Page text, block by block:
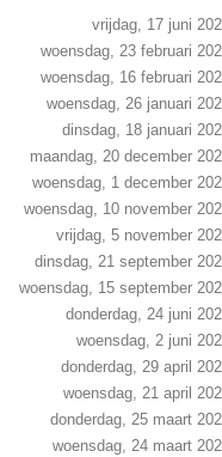
vrijdag, 17 juni
woensdag, 23 februari
woensdag, 16 februari
woensdag, 26 januari
dinsdag, 18 januari
maandag, 20 december
woensdag, 1 december
woensdag, 10 november
vrijdag, 5 november
dinsdag, 21 september
woensdag, 15 september
donderdag, 24 juni
woensdag, 2 juni
donderdag, 29 april
woensdag, 21 april
donderdag, 25 maart
woensdag, 24 maart